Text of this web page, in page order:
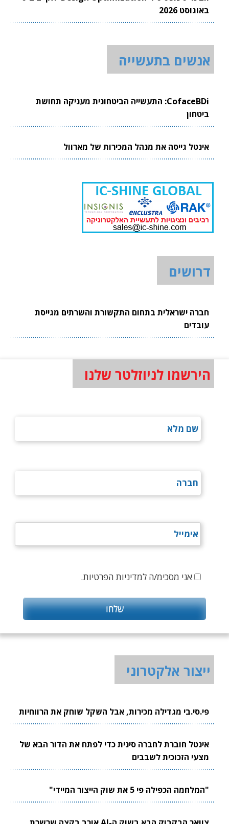
באוגוסט 2026
אנשים בתעשייה
CofaceBDi: התעשייה הביטחונית מעניקה תחושת
ביטחון
אינטל גייסה את מנהל המכירות של מארוול
דרושים
חברה ישראלית בתחום התקשורת והשרתים מגייסת
עובדים
הירשמו לניוזלטר שלנו
אני מסכימ/ה למדיניות הפרטיות.
ייצור אלקטרוני
פי.סי.בי מגדילה מכירות, אבל השקל שוחק את הרווחיות
אינטל חוברת לחברה סינית כדי לפתח את הדור הבא של
מצעי הזכוכית לשבבים
"המלחמה הכפילה פי 5 את שוק הייצור המיידי"